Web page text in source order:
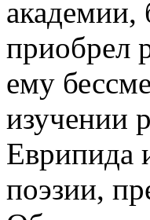
академии,
приобрел
ему
изучении
Еврипида
поэзии,